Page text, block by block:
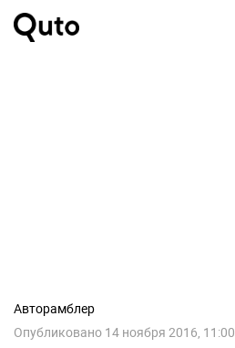
Авторамблер
Опубликовано 14 ноября 2016, 11:00